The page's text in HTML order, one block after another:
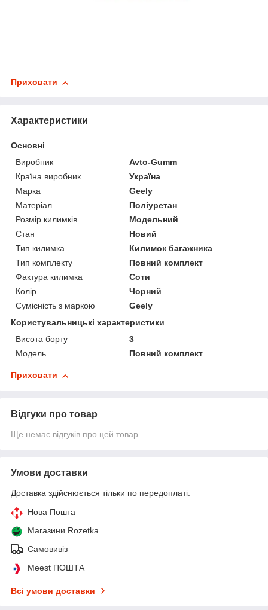
Приховати
Характеристики
Основні
Виробник
Avto-Gumm
Країна виробник
Україна
Марка
Geely
Матеріал
Поліуретан
Розмір килимків
Модельний
Стан
Новий
Тип килимка
Килимок багажника
Тип комплекту
Повний комплект
Фактура килимка
Соти
Колір
Чорний
Сумісність з маркою
Geely
Користувальницькі характеристики
Висота борту
3
Мoдель
Повний комплект
Приховати
Відгуки про товар
Ще немає відгуків про цей товар
Умови доставки
Доставка здійснюється тільки по передоплаті.
Нова Пошта
Магазини Rozetka
Самовивіз
Meest ПОШТА
Всі умови доставки